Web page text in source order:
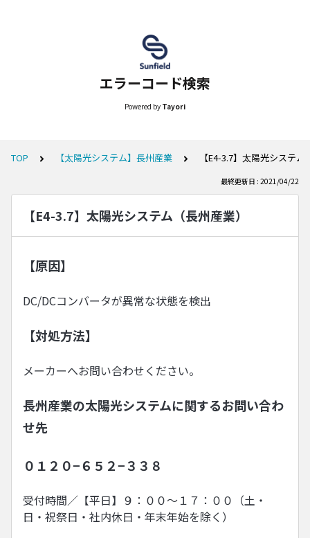
エラーコード検索
Powered by Tayori
TOP 【太陽光システム】長州産業 【E4-3.7】太陽光システ
最終更新日 : 2021/04/22
【E4-3.7】太陽光システム（長州産業）
【原因】
DC/DCコンバータが異常な状態を検出
【対処方法】
メーカーへお問い合わせください。
長州産業の太陽光システムに関するお問い合わ
せ先
０１２０−６５２−３３８
受付時間／【平日】９：００〜１７：００（土・
日・祝祭日・社内休日・年末年始を除く）